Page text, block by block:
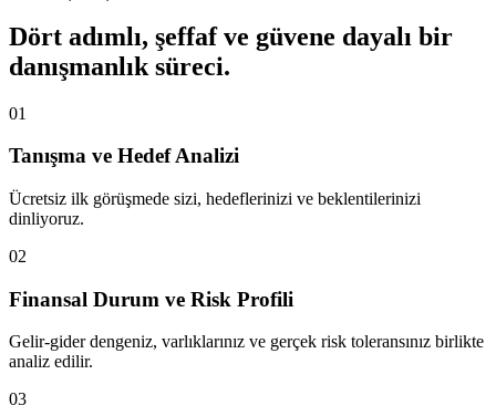
Dört adımlı, şeffaf ve güvene dayalı bir
danışmanlık süreci.
01
Tanışma ve Hedef Analizi
Ücretsiz ilk görüşmede sizi, hedeflerinizi ve beklentilerinizi
dinliyoruz.
02
Finansal Durum ve Risk Profili
Gelir-gider dengeniz, varlıklarınız ve gerçek risk toleransınız birlikte
analiz edilir.
03